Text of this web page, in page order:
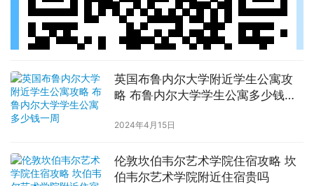
英国布鲁内尔大学附近学生公寓攻
略 布鲁内尔大学学生公寓多少钱一
2024年4月15日
伦敦坎伯韦尔艺术学院住宿攻略 坎
伯韦尔艺术学院附近住宿贵吗